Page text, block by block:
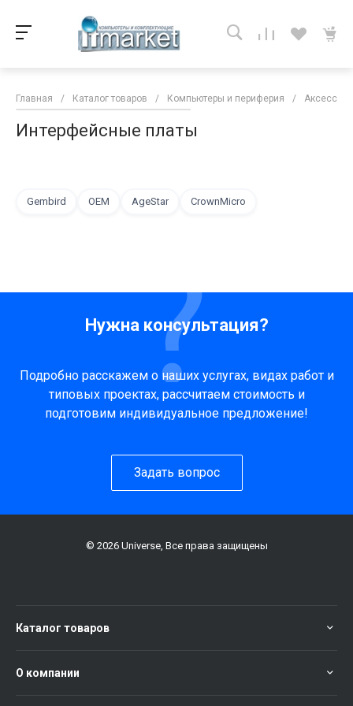
Главная / Каталог товаров / Компьютеры и периферия /
Интерфейсные платы
Gembird OEM AgeStar CrownMicro
Нужна консультация?
Подробно расскажем о наших услугах, видах работ и
типовых проектах, рассчитаем стоимость и
подготовим индивидуальное предложение!
Задать вопрос
© 2026 Universe, Все права защищены
Каталог товаров
О компании